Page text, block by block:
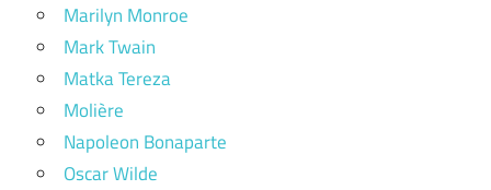
Marilyn Monroe
Mark Twain
Matka Tereza
Molière
Napoleon Bonaparte
Oscar Wilde